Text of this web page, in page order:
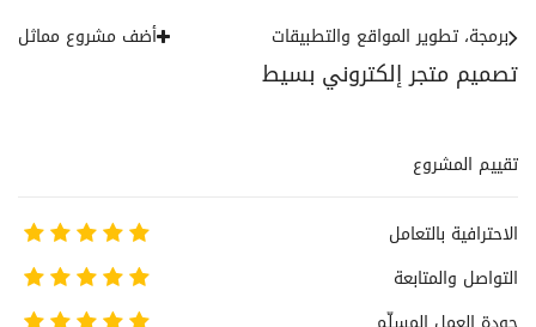
تصميم متجر إلكتروني بسيط
برمجة، تطوير المواقع والتطبيقات أضف مشروع مماثل
تقييم المشروع
الاحترافية بالتعامل
التواصل والمتابعة